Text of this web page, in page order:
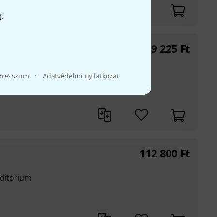
· Adatvédelmi nyilatkozat
Flo B-Stock 419 225 Ft
112 800 Ft